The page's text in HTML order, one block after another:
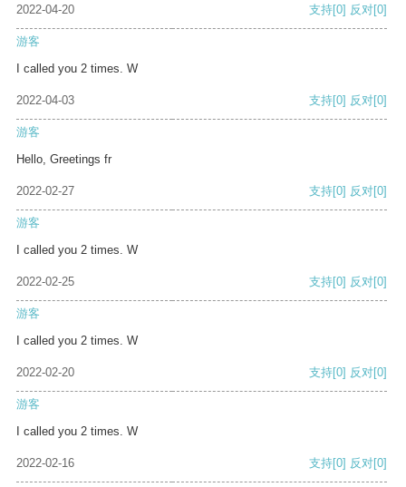
2022-04-20 支持[0] 反对[0]
游客
I called you 2 times. W
2022-04-03 支持[0] 反对[0]
游客
Hello, Greetings fr
2022-02-27 支持[0] 反对[0]
游客
I called you 2 times. W
2022-02-25 支持[0] 反对[0]
游客
I called you 2 times. W
2022-02-20 支持[0] 反对[0]
游客
I called you 2 times. W
2022-02-16 支持[0] 反对[0]